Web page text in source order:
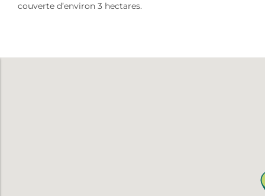
couverte d’environ 3 hectares.